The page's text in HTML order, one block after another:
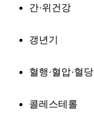
간·위건강
갱년기
혈행·혈압·혈당
콜레스테롤